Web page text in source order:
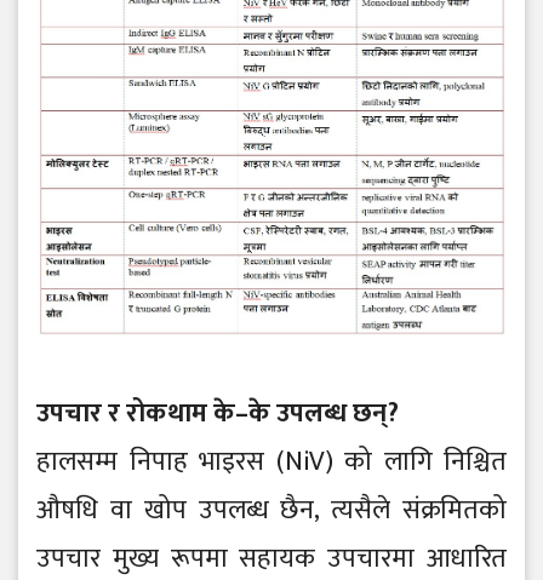
उपचार र रोकथाम के–के उपलब्ध छन्?
हालसम्म निपाह भाइरस (NiV) को लागि निश्चित
औषधि वा खोप उपलब्ध छैन, त्यसैले संक्रमितको
उपचार मुख्य रूपमा सहायक उपचारमा आधारित